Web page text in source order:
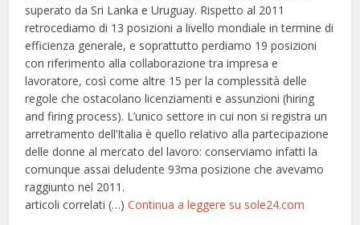
superato da Sri Lanka e Uruguay. Rispetto al 2011
retrocediamo di 13 posizioni a livello mondiale in termine di
efficienza generale, e soprattutto perdiamo 19 posizioni
con riferimento alla collaborazione tra impresa e
lavoratore, così come altre 15 per la complessità delle
regole che ostacolano licenziamenti e assunzioni (hiring
and firing process). L’unico settore in cui non si registra un
arretramento dell’Italia è quello relativo alla partecipazione
delle donne al mercato del lavoro: conserviamo infatti la
comunque assai deludente 93ma posizione che avevamo
raggiunto nel 2011.
articoli correlati (…)Continua a leggere su sole24.com